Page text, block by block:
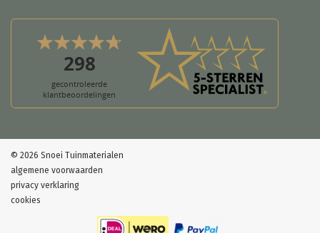
© 2026 Snoei Tuinmaterialen
algemene voorwaarden
privacy verklaring
cookies